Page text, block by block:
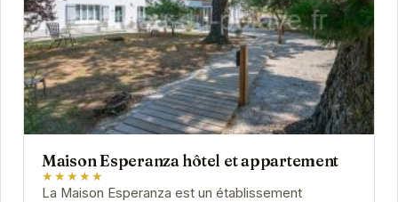
Maison Esperanza hôtel et appartement
★★★★★
La Maison Esperanza est un établissement